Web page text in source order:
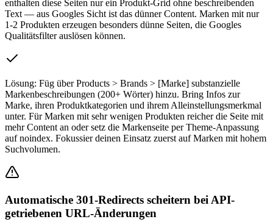
enthalten diese Seiten nur ein Produkt-Grid ohne beschreibenden
Text — aus Googles Sicht ist das dünner Content. Marken mit nur
1-2 Produkten erzeugen besonders dünne Seiten, die Googles
Qualitätsfilter auslösen können.
Lösung: Füg über Products > Brands > [Marke] substanzielle
Markenbeschreibungen (200+ Wörter) hinzu. Bring Infos zur
Marke, ihren Produktkategorien und ihrem Alleinstellungsmerkmal
unter. Für Marken mit sehr wenigen Produkten reicher die Seite mit
mehr Content an oder setz die Markenseite per Theme-Anpassung
auf noindex. Fokussier deinen Einsatz zuerst auf Marken mit hohem
Suchvolumen.
Automatische 301-Redirects scheitern bei API-
getriebenen URL-Änderungen